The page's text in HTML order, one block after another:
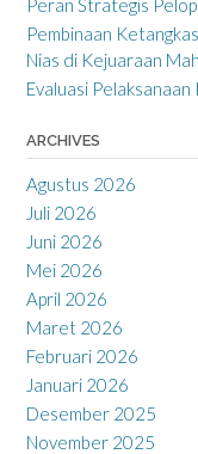
Pembinaan
Nias di Kejuaraan
Evaluasi
ARCHIVES
Agustus 2026
Juli 2026
Juni 2026
Mei 2026
April 2026
Maret 2026
Februari 2026
Januari 2026
Desember 2025
November 2025